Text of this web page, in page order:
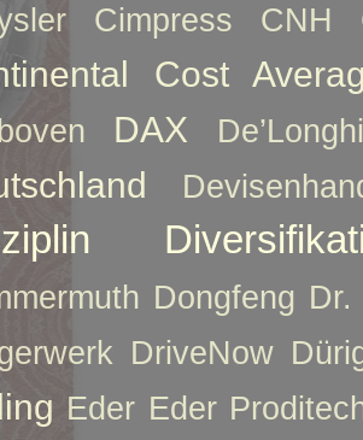
Cimpress CNH
Cost
DAX De’Longhi
Dongfeng Dr.
DriveNow
Eder Eder